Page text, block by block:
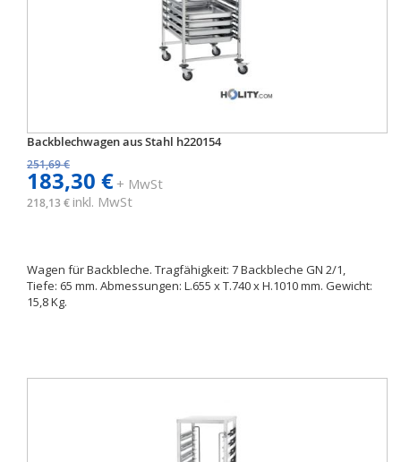
Backblechwagen aus Stahl h220154
251,69 €
183,30 €+ MwSt
218,13 € inkl. MwSt
Wagen für Backbleche. Tragfähigkeit: 7 Backbleche GN 2/1,
Tiefe: 65 mm. Abmessungen: L.655 x T.740 x H.1010 mm. Gewicht:
15,8 Kg.